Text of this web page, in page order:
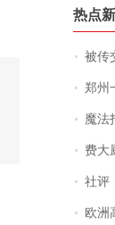
热点
被传交付严重超
郑州一汉堡店
魔法打败魔
费大厨
社评
欧洲